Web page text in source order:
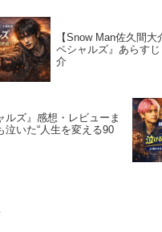
【Snow Man佐久間
ペシャルズ』あらす
介
ルズ』感想・レビューま
泣いた“人生を変える90